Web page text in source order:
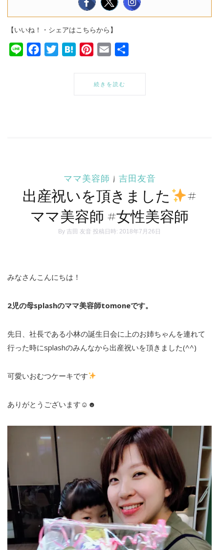
【いいね！・シェアはこちらから】
Line FacebookTwitterHatenaPinterest
Email
続きを読む
ママ美容師 | 吉田友音
出産祝いを頂きました
#
ママ美容師 #女性美容師
By 吉田 友音 投稿日時: 2018年7月26日
みなさんこんにちは！
2児の母splashのママ美容師tomoneです。
先日、社長である小林の誕生日会に上のお姉ちゃんを連れて
行った時にsplashのみんなから出産祝いを頂きました(^^)
可愛いおむつケーキです
ありがとうございます☺︎☻